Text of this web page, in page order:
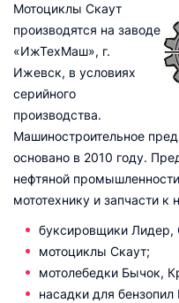
Мотоциклы Скаут
производятся на заводе
«ИжТехМаш», г.
Ижевск, в условиях
серийного
производства.
Машиностроительное
основано в 2010 году.
нефтяной
мототехнику и запчасти к
буксировщики Лидер,
мотоциклы Скаут;
мотолебедки Бычок,
насадки для